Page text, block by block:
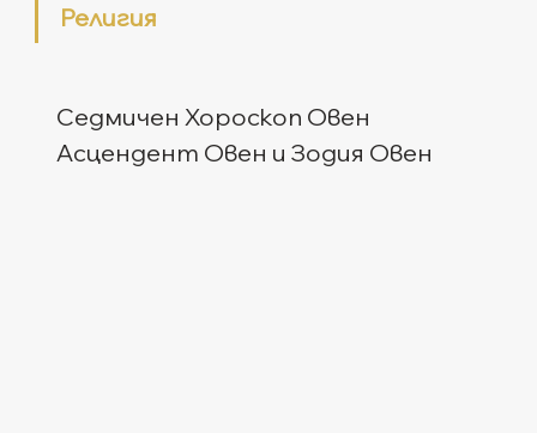
Религия
Седмичен Хороскоп Овен
Асцендент Овен и Зодия Овен